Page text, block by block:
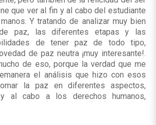
que ver al fin y al cabo del estudiante
Y tratando de analizar muy bien
paz, las diferentes etapas y las
de tener paz de todo tipo,
de paz neutra ¡muy interesante!.
de eso, porque la verdad que me
el análisis que hizo con esos
la paz en diferentes aspectos,
al cabo a los derechos humanos,